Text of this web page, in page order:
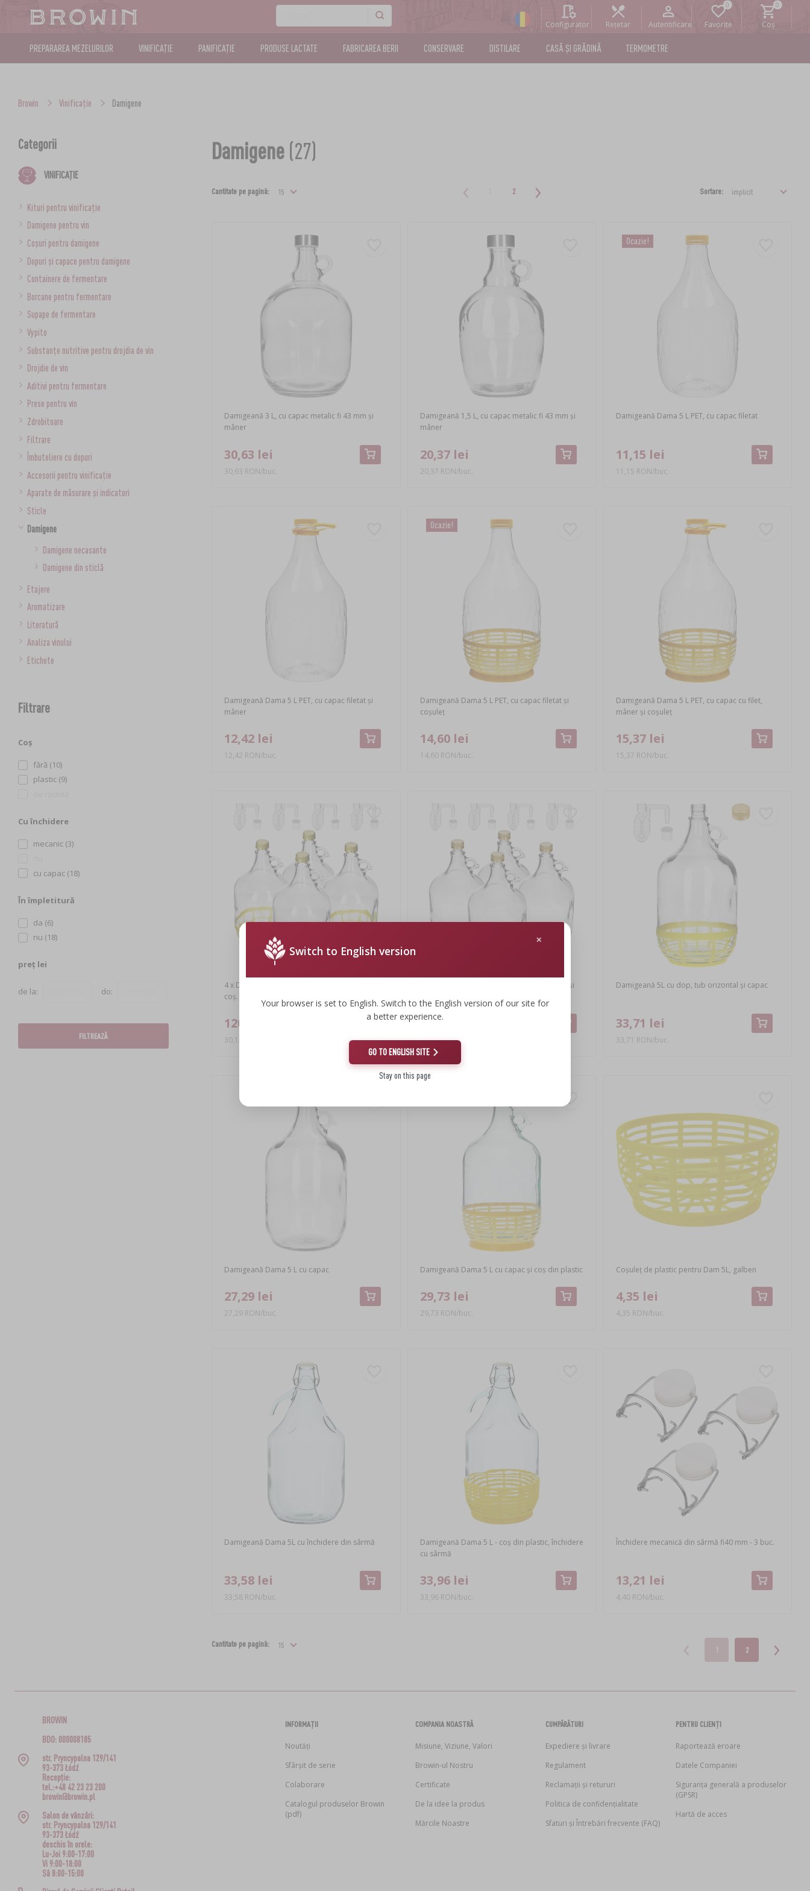
Configurator Rețetar Autentificare Favorite Coș
PREPARAREA MEZELURILOR VINIFICAȚIE PANIFICAȚIE PRODUSE LACTATE FABRICAREA BERII CONSERVARE DISTILARE CASĂ ȘI GRĂDINĂ TERMOMETRE
Browin Vinificație Damigene
Categorii
VINIFICAȚIE
Kituri pentru vinificație
Damigene pentru vin
Coșuri pentru damigene
Dopuri și capace pentru damigene
Containere de fermentare
Borcane pentru fermentare
Supape de fermentare
Vypito
Substanțe nutritive pentru drojdia de vin
Drojdie de vin
Aditivi pentru fermentare
Prese pentru vin
Zdrobitoare
Filtrare
Îmbuteliere cu dopuri
Accesorii pentru vinificație
Aparate de măsurare și indicatori
Sticle
Damigene
Damigene necasante
Damigene din sticlă
Etajere
Aromatizare
Literatură
Analiza vinului
Etichete
Filtrare
Coș
fără (10)
plastic (9)
Cu închidere
mecanic (3)
cu capac (18)
În împletitură
da (6)
nu (18)
preț lei
de la: do:
FILTREAZĂ
Damigene(27)
Cantitate pe pagină: 2 Sortare:
Damigeană 3 L, cu capac metalic fi 43 mm și
mâner
30,63 lei
30,63 RON/buc.
Damigeană 1,5 L, cu capac metalic fi 43 mm și
mâner
20,37 lei
20,37 RON/buc.
Ocazie!
Damigeană Dama 5 L PET, cu capac filetat
11,15 lei
11,15 RON/buc.
Damigeană Dama 5 L PET, cu capac filetat și
mâner
12,42 lei
12,42 RON/buc.
Ocazie!
Damigeană Dama 5 L PET, cu capac filetat și
coșuleț
14,60 lei
14,60 RON/buc.
Damigeană Dama 5 L PET, cu capac cu filet,
mâner și coșuleț
15,37 lei
15,37 RON/buc.
4 x Dama 5L cu dop, tub fermentare, capac și
coș.
120,49 lei
30,12 RON/buc.
Damigeană Dama 5 L cu capac cu filet, dop și
110,24 lei
27,56 RON/buc.
Damigeană 5L cu dop, tub orizontal și capac
33,71 lei
33,71 RON/buc.
Damigeană Dama 5 L cu capac
27,29 lei
27,29 RON/buc.
Damigeană Dama 5 L cu capac și coș din plastic
29,73 lei
29,73 RON/buc.
Coșuleț de plastic pentru Dam 5L, galben
4,35 lei
4,35 RON/buc.
Damigeană Dama 5L cu închidere din sârmă
33,58 lei
33,58 RON/buc.
Damigeană Dama 5 L - coș din plastic, închidere
cu sârmă
33,96 lei
33,96 RON/buc.
Închidere mecanică din sârmă fi40 mm - 3 buc.
13,21 lei
4,40 RON/buc.
Cantitate pe pagină:
1 2
Switch to English version
Your browser is set to English. Switch to the English version of our site for
a better experience.
GO TO ENGLISH SITE
Stay on this page
BROWIN
BDO: 000008185
str. Pryncypalna 129/141
93-373 Łódź
Recepție:
tel.:+48 42 23 23 200
browin@browin.pl
Salon de vânzări:
str. Pryncypalna 129/141
93-373 Łódź
deschis în orele:
Lu-Joi 9:00-17:00
Vi 9:00-18:00
Sâ 8:00-15:00
INFORMAȚII
Noutăți
Sfârșit de serie
Colaborare
Catalogul produselor Browin
(pdf)
COMPANIA NOASTRĂ
Misiune, Viziune, Valori
Browin-ul Nostru
Certificate
De la idee la produs
Mărcile Noastre
CUMPĂRĂTURI
Expediere și livrare
Regulament
Reclamații și retururi
Politica de confidențialitate
Sfaturi și Întrebări frecvente (FAQ)
PENTRU CLIENȚI
Raportează eroare
Datele Companiei
Siguranța generală a produselor
(GPSR)
Hartă de acces